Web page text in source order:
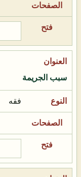
سبب الجريمة
فقه